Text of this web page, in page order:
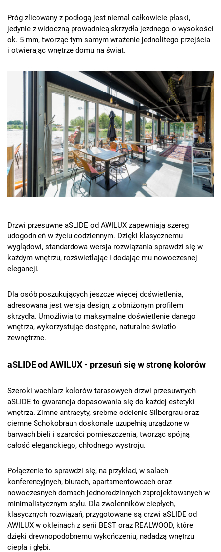
Próg zlicowany z podłogą jest niemal całkowicie płaski,
jedynie z widoczną prowadnicą skrzydła jezdnego o wysokości
ok. 5 mm, tworząc tym samym wrażenie jednolitego przejścia
i otwierając wnętrze domu na świat.
Drzwi przesuwne aSLIDE od AWILUX zapewniają szereg
udogodnień w życiu codziennym. Dzięki klasycznemu
wyglądowi, standardowa wersja rozwiązania sprawdzi się w
każdym wnętrzu, rozświetlając i dodając mu nowoczesnej
elegancji.
Dla osób poszukujących jeszcze więcej doświetlenia,
adresowana jest wersja design, z obniżonym profilem
skrzydła. Umożliwia to maksymalne doświetlenie danego
wnętrza, wykorzystując dostępne, naturalne światło
zewnętrzne.
aSLIDE od AWILUX - przesuń się w stronę kolorów
Szeroki wachlarz kolorów tarasowych drzwi przesuwnych
aSLIDE to gwarancja dopasowania się do każdej estetyki
wnętrza. Zimne antracyty, srebrne odcienie Silbergrau oraz
ciemne Schokobraun doskonale uzupełnią urządzone w
barwach bieli i szarości pomieszczenia, tworząc spójną
całość eleganckiego, chłodnego wystroju.
Połączenie to sprawdzi się, na przykład, w salach
konferencyjnych, biurach, apartamentowcach oraz
nowoczesnych domach jednorodzinnych zaprojektowanych w
minimalistycznym stylu. Dla zwolenników ciepłych,
klasycznych rozwiązań, przygotowane są drzwi aSLIDE od
AWILUX w okleinach z serii BEST oraz REALWOOD, które
dzięki drewnopodobnemu wykończeniu, nadadzą wnętrzu
ciepła i głębi.